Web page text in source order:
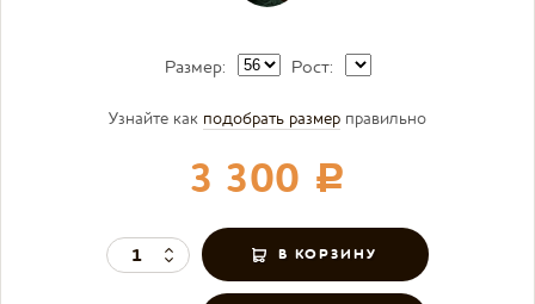
Узнайте как подобрать размер правильно
3 300 c
Размер: Рост: